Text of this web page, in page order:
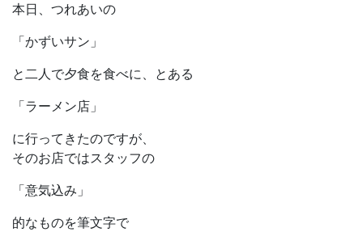
本日、つれあいの
「かずいサン」
と二人で夕食を食べに、とある
「ラーメン店」
に行ってきたのですが、
そのお店ではスタッフの
「意気込み」
的なものを筆文字で